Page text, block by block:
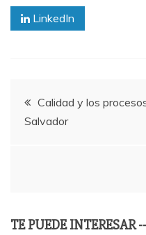
LinkedIn
Navegación
de
Calidad y los
Salvador
TE PUEDE INTERESAR --